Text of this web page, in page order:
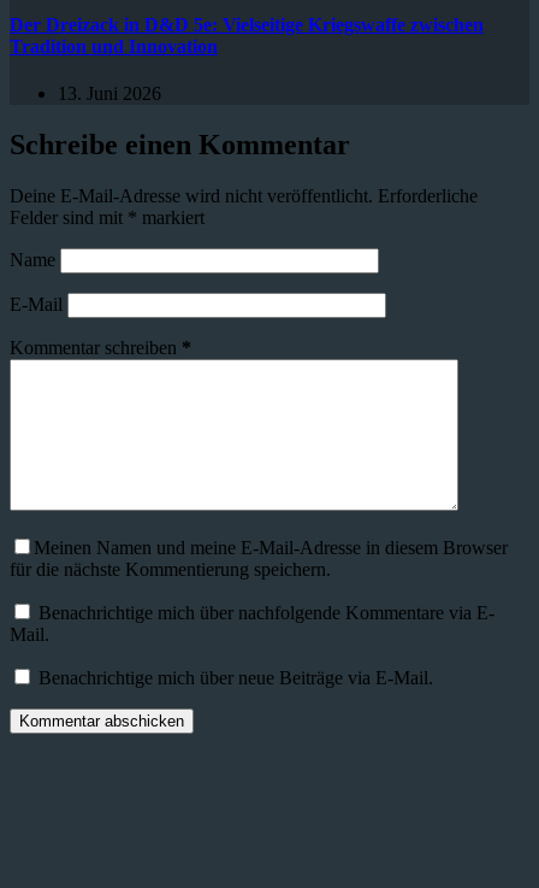
Der Dreizack in D&D 5e: Vielseitige Kriegswaffe zwischen
Tradition und Innovation
13. Juni 2026
Schreibe einen Kommentar
Deine E-Mail-Adresse wird nicht veröffentlicht. Erforderliche
Felder sind mit * markiert
Name
E-Mail
Kommentar schreiben *
Meinen Namen und meine E-Mail-Adresse in diesem Browser
für die nächste Kommentierung speichern.
Benachrichtige mich über nachfolgende Kommentare via E-
Mail.
Benachrichtige mich über neue Beiträge via E-Mail.
Kommentar abschicken